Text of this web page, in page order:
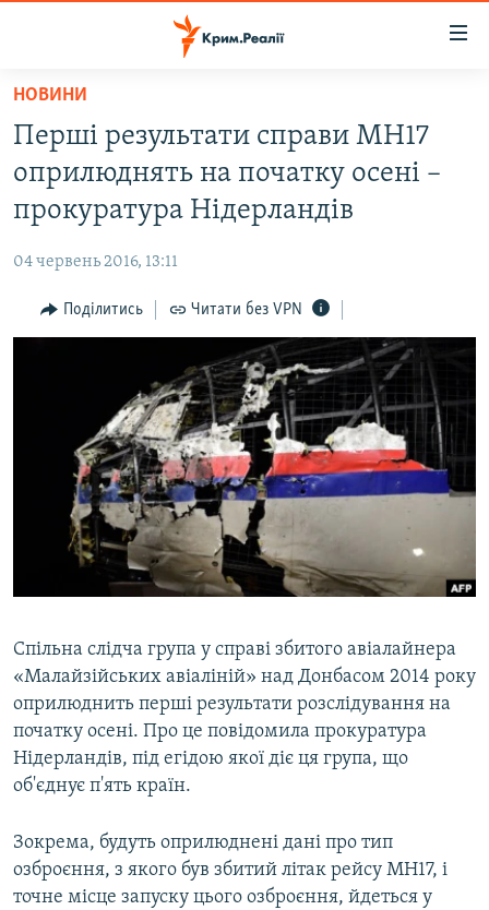
Перейти
основного
матеріалу
Перейти
до
основної
навігації
Перейти
до
ВОДА.КРИМ
ВІДЕО ТА ФОТО
БЛОГИ
ПОГЛЯД
СПЕЦПРОЕКТИ
ДЕПОРТАЦІЯ
ВІДЕОУРОКИ «ELIFBE»
СВІДЧЕННЯ ОКУПАЦІЇ
УКРАЇНСЬКА ПРОБЛЕМА КРИМУ
ЯК ОБІЙТИ БЛОКУВАННЯ
Русский
Qırımtatar
Усі сайти RFE/RL
НОВИНИ
Перші результати справи MH17
оприлюднять на початку осені –
прокуратура Нідерландів
04 червень 2016, 13:11
Поділитись Читати без VPN
Спільна слідча група у справі збитого авіалайнера
«Малайзійських авіаліній» над Донбасом 2014 року
оприлюднить перші результати розслідування на
початку осені. Про це повідомила прокуратура
Нідерландів, під егідою якої діє ця група, що
об'єднує п'ять країн.
Зокрема, будуть оприлюднені дані про тип
озброєння, з якого був збитий літак рейсу MH17, і
точне місце запуску цього озброєння, йдеться у